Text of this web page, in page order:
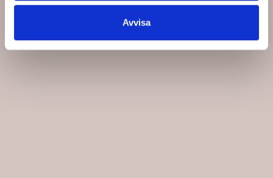
Avvisa